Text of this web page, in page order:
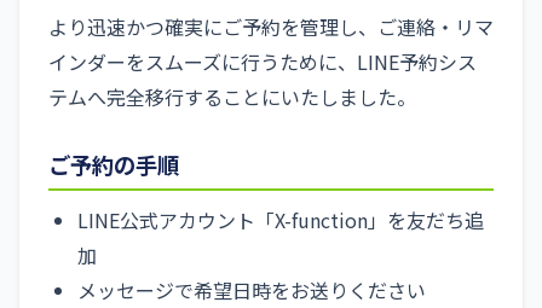
より迅速かつ確実にご予約を管理し、ご連絡・リマ
インダーをスムーズに行うために、LINE予約シス
テムへ完全移行することにいたしました。
ご予約の手順
LINE公式アカウント「X-function」を友だち追
加
メッセージで希望日時をお送りください